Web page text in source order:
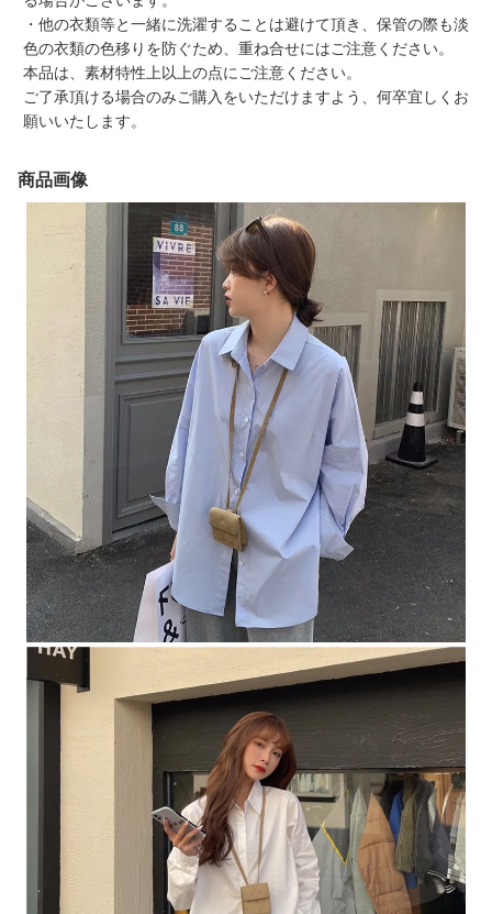
・他の衣類等と一緒に洗濯することは避けて頂き、保管の際も淡
色の衣類の色移りを防ぐため、重ね合せにはご注意ください。
本品は、素材特性上以上の点にご注意ください。
ご了承頂ける場合のみご購入をいただけますよう、何卒宜しくお
願いいたします。
商品画像